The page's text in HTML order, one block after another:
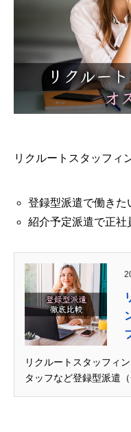
リクルートスタッフィ
登録型派遣で働きた
紹介予定派遣で正社
リクルートスタッフィ
タッフなど登録型派遣